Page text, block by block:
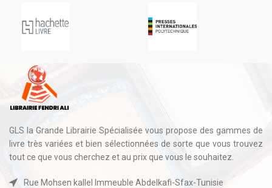
GLS la Grande Librairie Spécialisée vous propose des gammes de
livre très variées et bien sélectionnées de sorte que vous trouvez
tout ce que vous cherchez et au prix que vous le souhaitez.
Rue Mohsen kallel Immeuble Abdelkafi-Sfax-Tunisie